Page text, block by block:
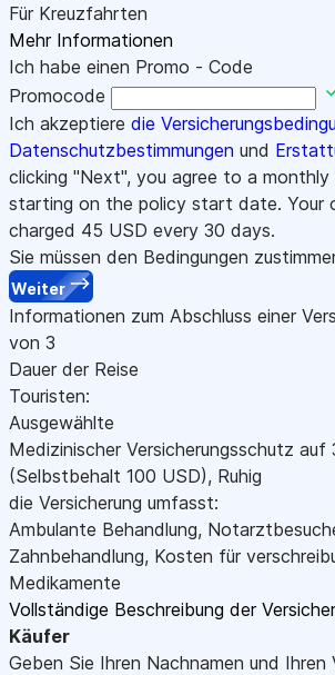
Für Kreuzfahrten
Mehr Informationen
Ich habe einen Promo - Code
Promocode
Ich akzeptiere die
Datenschutzbestimmungen und
clicking "Next", you agree to a monthly
starting on the policy start date. Your
charged 45 USD every 30 days.
Sie müssen den Bedingungen
Weiter
Informationen zum Abschluss einer
von 3
Dauer der Reise
Touristen:
Ausgewählte
Medizinischer Versicherungsschutz auf
(Selbstbehalt 100 USD), Ruhig
die Versicherung umfasst:
Ambulante Behandlung,
Zahnbehandlung, Kosten für
Medikamente
Vollständige Beschreibung der
Käufer
Geben Sie Ihren Nachnamen und Ihren